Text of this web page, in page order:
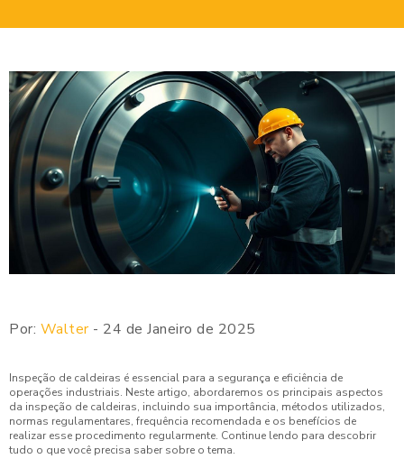
Por: Walter- 24 de Janeiro de 2025
Inspeção de caldeiras é essencial para a segurança e eficiência de
operações industriais. Neste artigo, abordaremos os principais aspectos
da inspeção de caldeiras, incluindo sua importância, métodos utilizados,
normas regulamentares, frequência recomendada e os benefícios de
realizar esse procedimento regularmente. Continue lendo para descobrir
tudo o que você precisa saber sobre o tema.